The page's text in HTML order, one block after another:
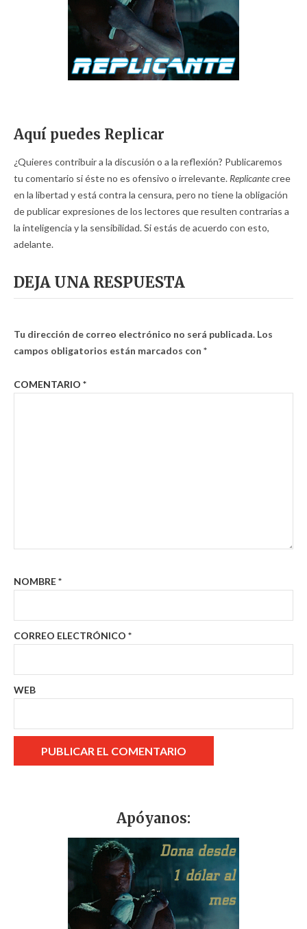
Aquí puedes Replicar
¿Quieres contribuir a la discusión o a la reflexión? Publicaremos
tu comentario si éste no es ofensivo o irrelevante. Replicantecree
en la libertad y está contra la censura, pero no tiene la obligación
de publicar expresiones de los lectores que resulten contrarias a
la inteligencia y la sensibilidad. Si estás de acuerdo con esto,
adelante.
DEJA UNA RESPUESTA
Tu dirección de correo electrónico no será publicada. Los
campos obligatorios están marcados con *
COMENTARIO *
NOMBRE*
CORREO ELECTRÓNICO *
WEB
Apóyanos: